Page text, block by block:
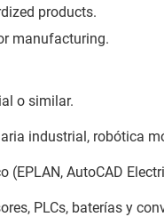
products.
manufacturing.
o similar.
industrial, robótica
(EPLAN, AutoCAD
PLCs, baterías y